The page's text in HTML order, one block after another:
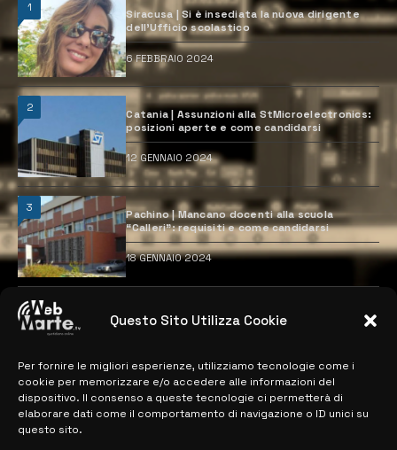
Questo Sito Utilizza Cookie
Per fornire le migliori esperienze, utilizziamo tecnologie come i
cookie per memorizzare e/o accedere alle informazioni del
dispositivo. Il consenso a queste tecnologie ci permetterà di
elaborare dati come il comportamento di navigazione o ID unici su
questo sito.
1
Siracusa | Si è insediata la nuova dirigente
dell’Ufficio scolastico
6 FEBBRAIO 2024
2
Catania | Assunzioni alla StMicroelectronics:
posizioni aperte e come candidarsi
12 GENNAIO 2024
3
Pachino | Mancano docenti alla scuola
“Calleri”: requisiti e come candidarsi
18 GENNAIO 2024
4
Catania | Opportunità di lavoro con St
Microelectronics: centinaia di assunzioni
MAPPA DEL SITO